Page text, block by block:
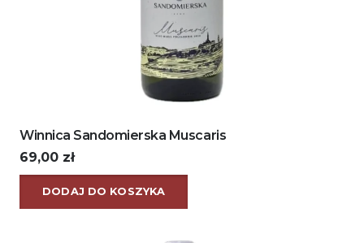
Winnica Sandomierska Muscaris
69,00 zł
DODAJ DO KOSZYKA